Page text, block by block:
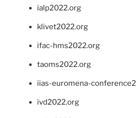
ialp2022.org
klivet2022.org
ifac-hms2022.org
taoms2022.org
iias-euromena-
ivd2022.org